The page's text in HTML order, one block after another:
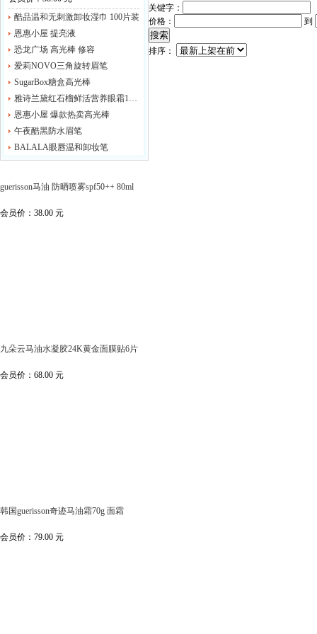
酷品温和无刺激卸妆湿巾 100片装
恩惠小屋 提亮液
恐龙广场 高光棒 修容
爱莉NOVO三角旋转眉笔
SugarBox糖盒高光棒
雅诗兰黛红石榴鲜活营养眼霜15ml/眼部啫喱
恩惠小屋 爆款热卖高光棒
午夜酷黑防水眉笔
BALALA眼唇温和卸妆笔
关键字：
价格：
到
搜索
排序：
guerisson马油 防晒喷雾spf50++ 80ml
会员价： 38.00 元
九朵云马油水凝胶24K黄金面膜贴6片
会员价： 68.00 元
韩国guerisson奇迹马油霜70g 面霜
会员价： 79.00 元